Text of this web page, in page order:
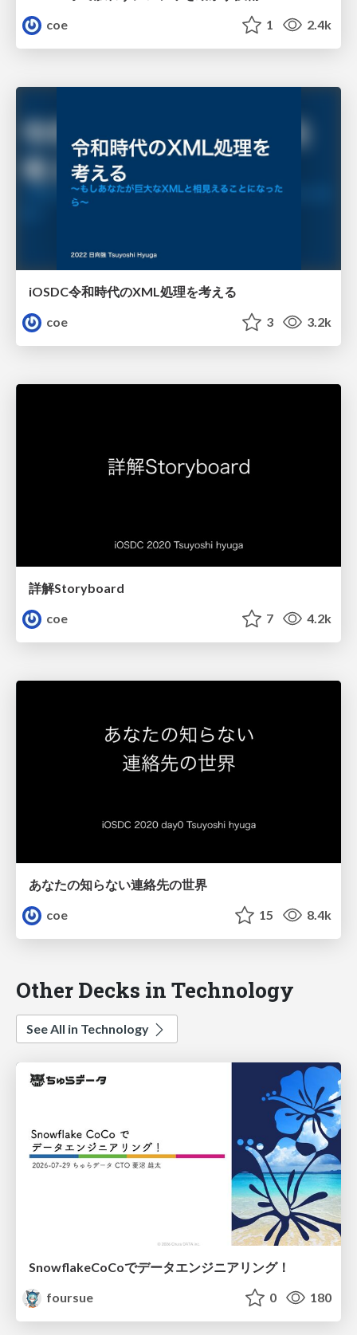
coe
1 2.4k
iOSDC令和時代のXML処理を考える
coe
3 3.2k
詳解Storyboard
coe
7 4.2k
あなたの知らない連絡先の世界
coe
15 8.4k
Other Decks in Technology
See All in Technology
SnowflakeCoCoでデータエンジニアリング！
foursue
0 180